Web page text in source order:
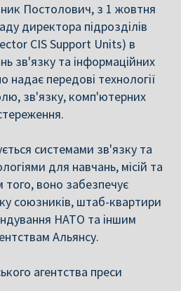
Постолович, з 1 жовтня
директора підрозділів
CIS Support Units) в
зв'язку та інформаційних
надає передові технології
зв'язку, комп'ютерних
системами зв'язку та
для навчань, місій та
того, воно забезпечує
союзників, штаб-квартири
НАТО та іншим
Альянсу.
агентства преси